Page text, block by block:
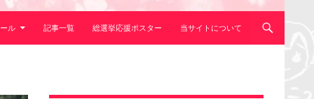
ル 記事一覧 総選挙応援ポスター 当サイトについて